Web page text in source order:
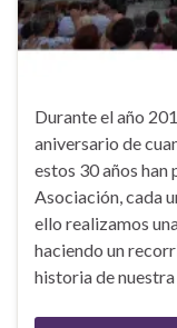
Durante el año
aniversario de
estos 30 años han
Asociación, cada
ello realizamos
haciendo un
historia de